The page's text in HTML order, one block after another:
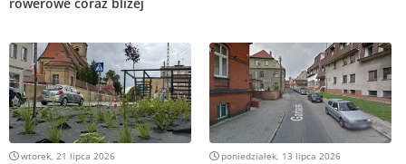
wtorek, 21 lipca 2026 poniedziałek, 13 lipca 2026